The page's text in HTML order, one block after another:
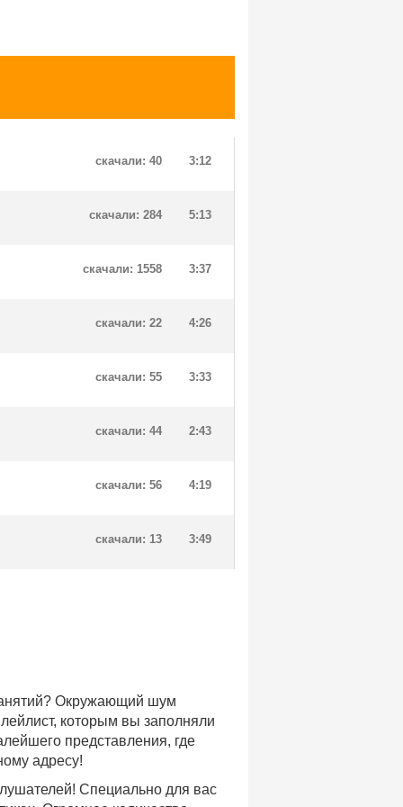
3:12
скачали: 40
5:13
скачали: 284
3:37
скачали: 1558
4:26
скачали: 22
3:33
скачали: 55
2:43
скачали: 44
4:19
скачали: 56
3:49
скачали: 13
Окружающий шум
которым вы заполняли
представления, где
адресу!
Специально для вас